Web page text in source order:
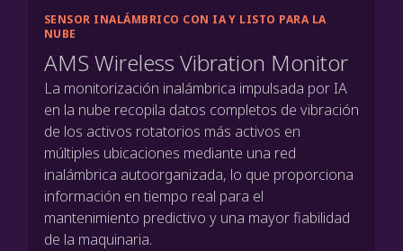
SENSOR INALÁMBRICO CON IA Y LISTO PARA LA
NUBE
AMS Wireless Vibration Monitor
La monitorización inalámbrica impulsada por IA
en la nube recopila datos completos de vibración
de los activos rotatorios más activos en
múltiples ubicaciones mediante una red
inalámbrica autoorganizada, lo que proporciona
información en tiempo real para el
mantenimiento predictivo y una mayor fiabilidad
de la maquinaria.